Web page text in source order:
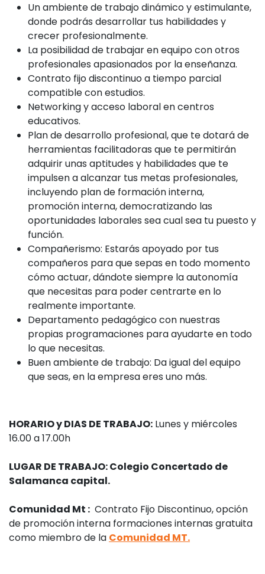
Un ambiente de trabajo dinámico y estimulante,
donde podrás desarrollar tus habilidades y
crecer profesionalmente.
La posibilidad de trabajar en equipo con otros
profesionales apasionados por la enseñanza.
Contrato fijo discontinuo a tiempo parcial
compatible con estudios.
Networking y acceso laboral en centros
educativos.
Plan de desarrollo profesional, que te dotará de
herramientas facilitadoras que te permitirán
adquirir unas aptitudes y habilidades que te
impulsen a alcanzar tus metas profesionales,
incluyendo plan de formación interna,
promoción interna, democratizando las
oportunidades laborales sea cual sea tu puesto y
función.
Compañerismo: Estarás apoyado por tus
compañeros para que sepas en todo momento
cómo actuar, dándote siempre la autonomía
que necesitas para poder centrarte en lo
realmente importante.
Departamento pedagógico con nuestras
propias programaciones para ayudarte en todo
lo que necesitas.
Buen ambiente de trabajo: Da igual del equipo
que seas, en la empresa eres uno más.
HORARIO y DIAS DE TRABAJO: Lunes y miércoles
16.00 a 17.00h
LUGAR DE TRABAJO: Colegio Concertado de
Salamanca capital.
Comunidad Mt : Contrato Fijo Discontinuo, opción
de promoción interna formaciones internas gratuita
como miembro de la Comunidad MT.